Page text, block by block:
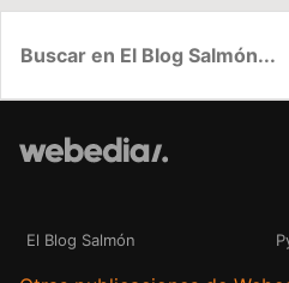
El Blog Salmón